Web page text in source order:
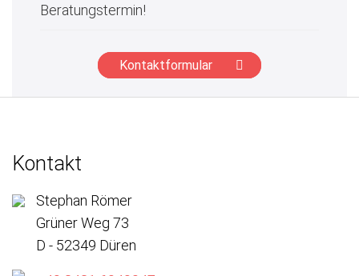
Beratungstermin!
Kontaktformular
Kontakt
Stephan Römer
Grüner Weg 73
D - 52349 Düren